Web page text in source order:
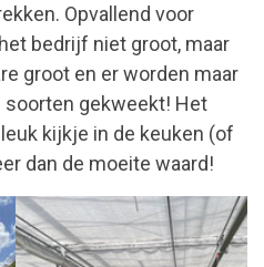
Opvallend voor
bedrijf niet groot, maar
groot en er worden maar
gekweekt! Het
kijkje in de keuken (of
dan de moeite waard!